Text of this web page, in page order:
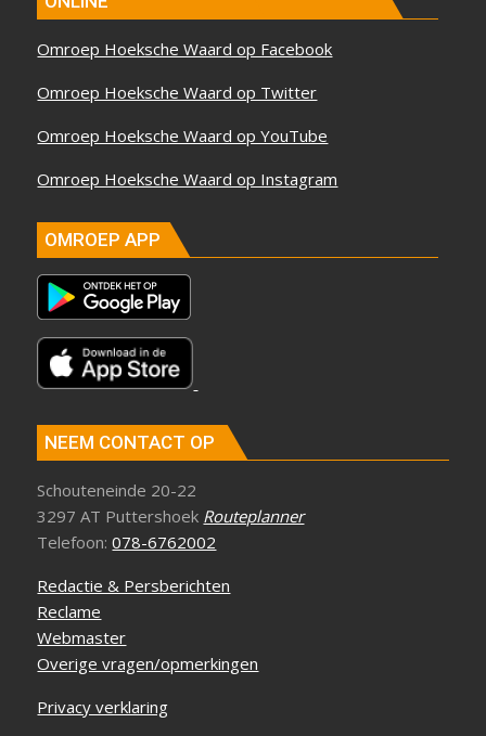
Omroep Hoeksche Waard op Facebook
Omroep Hoeksche Waard op Twitter
Omroep Hoeksche Waard op YouTube
Omroep Hoeksche Waard op Instagram
OMROEP APP
NEEM CONTACT OP
Schouteneinde 20-22
3297 AT Puttershoek Routeplanner
Telefoon:078-6762002
Redactie & Persberichten
Reclame
Webmaster
Overige vragen/opmerkingen
Privacy verklaring